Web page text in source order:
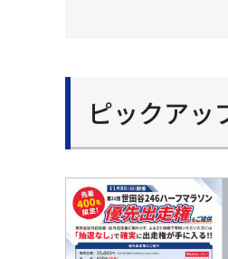
ピックアッ